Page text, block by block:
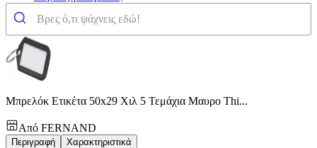
Μπρελόκ Ετικέτα 50x29 Χιλ 5 Τεμάχια Μαυρο Thi...
Από FERNAND
Περιγραφή Χαρακτηριστικά